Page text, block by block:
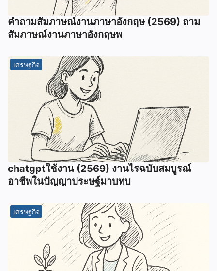
คําถามสัมภาษณ์งานภาษาอังกฤษ (2569) ถาม
สัมภาษณ์งานภาษาอังกฤษพ
เศรษฐกิจ
chatgptใช้งาน (2569) งานไรฉบับสมบูรณ์
อาชีพในปัญญาประษฐ์มาบทบ
เศรษฐกิจ